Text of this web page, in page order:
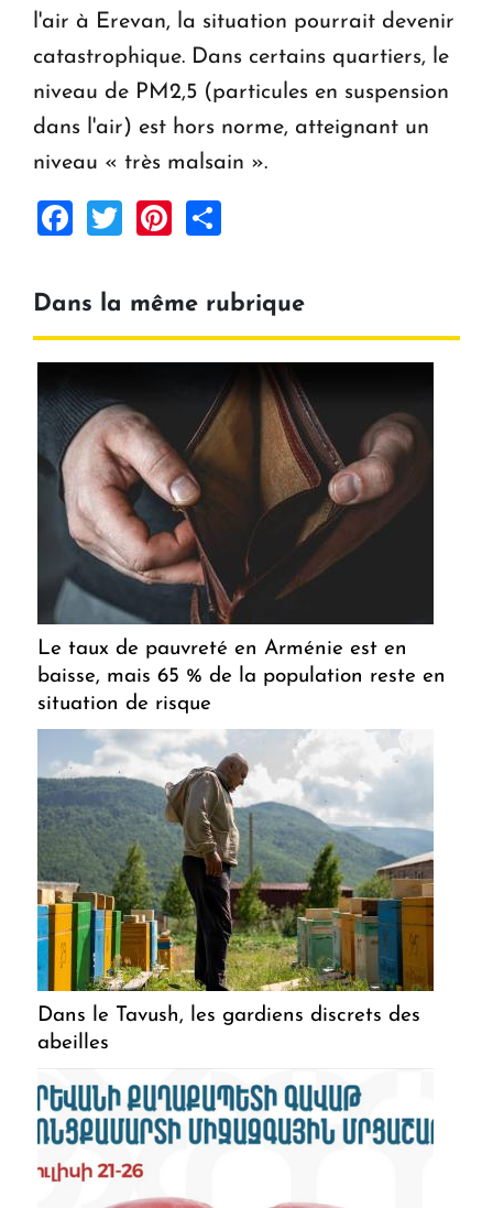
l'air à Erevan, la situation pourrait devenir
catastrophique. Dans certains quartiers, le
niveau de PM2,5 (particules en suspension
dans l'air) est hors norme, atteignant un
niveau « très malsain ».
Facebook
TwitterPinterest
Dans la même rubrique
Le taux de pauvreté en Arménie est en
baisse, mais 65 % de la population reste en
situation de risque
Dans le Tavush, les gardiens discrets des
abeilles